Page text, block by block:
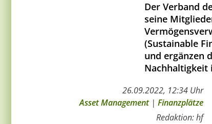
Der Verband
seine
(Sustainable
und ergänzen
Nachhaltigkeit
26.09.2022, 12:34 Uhr
Asset Management| Finanzplätze
Redaktion: hf